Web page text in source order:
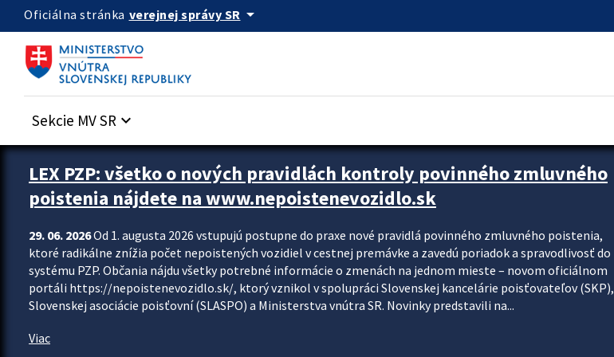
Preskocit na hlavný obsah
Oficiálna stránka verejnej správy SR arrow_drop_down
Sekcie MV SR keyboard_arrow_down
Zastavit automatický posun upútavok
LEX PZP: všetko o nových pravidlách kontroly povinného zmluvného
poistenia nájdete na www.nepoistenevozidlo.sk
29. 06. 2026Od 1. augusta 2026 vstupujú postupne do praxe nové pravidlá povinného zmluvného poistenia,
ktoré radikálne znížia počet nepoistených vozidiel v cestnej premávke a zavedú poriadok a spravodlivosť do
systému PZP. Občania nájdu všetky potrebné informácie o zmenách na jednom mieste – novom oficiálnom
portáli https://nepoistenevozidlo.sk/, ktorý vznikol v spolupráci Slovenskej kancelárie poisťovateľov (SKP),
Slovenskej asociácie poisťovní (SLASPO) a Ministerstva vnútra SR. Novinky predstavili na...
Viac